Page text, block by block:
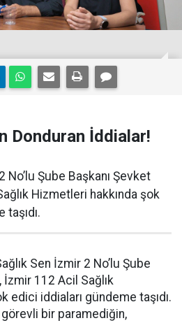
Donduran İddialar!
No’lu Şube Başkanı Şevket
Hizmetleri hakkında şok
Sen İzmir 2 No’lu Şube
İzmir 112 Acil Sağlık
edici iddiaları gündeme taşıdı.
bir paramediğin,